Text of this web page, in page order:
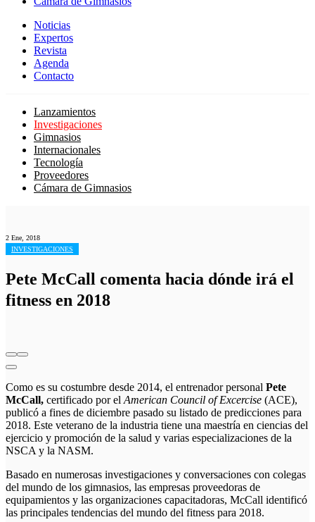
Noticias
Expertos
Revista
Agenda
Contacto
Lanzamientos
Investigaciones
Gimnasios
Internacionales
Tecnología
Proveedores
Cámara de Gimnasios
2 Ene, 2018
INVESTIGACIONES
Pete McCall comenta hacia dónde irá el
fitness en 2018
Como es su costumbre desde 2014, el entrenador personal Pete
McCall, certificado por el American Council of Excercise (ACE),
publicó a fines de diciembre pasado su listado de predicciones para
2018. Este veterano de la industria tiene una maestría en ciencias del
ejercicio y promoción de la salud y varias especializaciones de la
NSCA y la NASM.
Basado en numerosas investigaciones y conversaciones con colegas
del mundo de los gimnasios, las empresas proveedoras de
equipamientos y las organizaciones capacitadoras, McCall identificó
las principales tendencias del mundo del fitness para 2018.